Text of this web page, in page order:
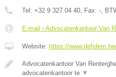
Tel: +32 9 327 04 40 , Fax: - ,
E-mail › Advocatenkantoor Van
Website: https://
Advocatenkantoor Van
advocatenkantoor te ▼